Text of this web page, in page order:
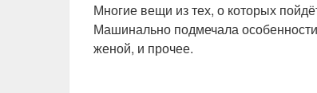
Многие вещи из тех, о которых
Машинально подмечала
женой, и прочее.